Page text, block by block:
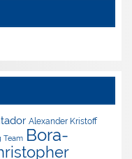
Alexander Kristoff
Team Bora-